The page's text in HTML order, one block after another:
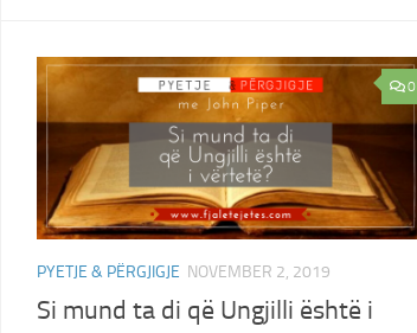
0
PYETJE & PËRGJIGJE NOVEMBER 2, 2019
Si mund ta di që Ungjilli është i